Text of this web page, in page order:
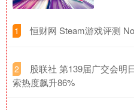
1 恒财网 Steam游戏评测
2
股联社 第139届广交会明
索热度飙升86%